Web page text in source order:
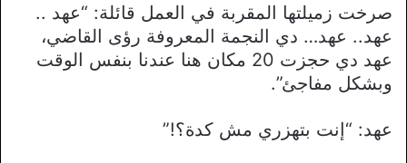
صرخت زميلتها المقربة في العمل قائلة: “عهد ..
عهد.. عهد… دي النجمة المعروفة رؤى القاضي،
عهد دي حجزت 20 مكان هنا عندنا بنفس الوقت
وبشكل مفاجئ”.
عهد: “إنت بتهزري مش كدة؟!”